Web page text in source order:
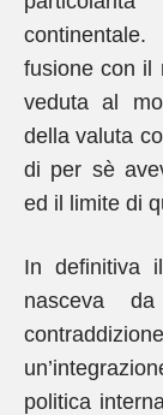
fusione con il
veduta al
della valuta
di per sè
ed il limite di
In definitiva
nasceva
politica